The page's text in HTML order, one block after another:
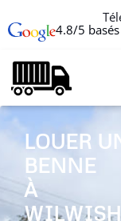
4.8/5
LOUER
BENNE
À